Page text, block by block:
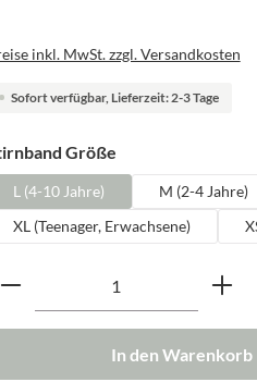
inkl. MwSt. zzgl. Versandkosten
Sofort verfügbar, Lieferzeit: 2-3 Tage
Größeauswählen
L (4-10 Jahre) M (2-4 Jahre)
XL (Teenager, Erwachsene)
Produkt Anzahl: Gib
In den Warenkorb